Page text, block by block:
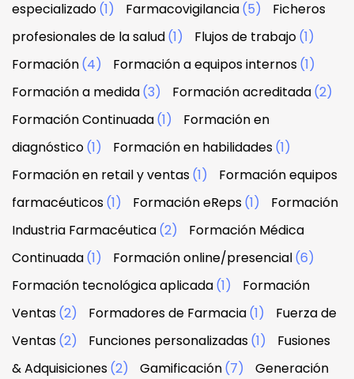
especializado(1) Farmacovigilancia(5)
Ficheros
profesionales de la salud(1) Flujos de trabajo(1)
Formación(4) Formación a equipos internos(1)
Formación a medida(3) Formación acreditada(2)
Formación Continuada(1)
Formación en
diagnóstico(1) Formación en habilidades(1)
Formación en retail y ventas(1)
Formación equipos
farmacéuticos(1) Formación eReps(1)
Formación
Industria Farmacéutica(2)
Formación Médica
Continuada(1) Formación online/presencial(6)
Formación tecnológica aplicada(1)
Formación
Ventas(2) Formadores de Farmacia(1)
Fuerza de
Ventas(2) Funciones personalizadas(1)
Fusiones
& Adquisiciones(2) Gamificación(7)
Generación